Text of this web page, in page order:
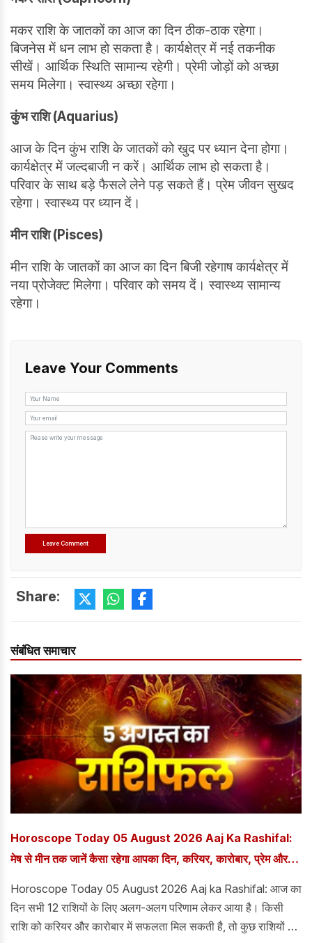
मकर राशि के जातकों का आज का दिन ठीक-ठाक रहेगा।
बिजनेस में धन लाभ हो सकता है। कार्यक्षेत्र में नई तकनीक
सीखें। आर्थिक स्थिति सामान्य रहेगी। प्रेमी जोड़ों को अच्छा
समय मिलेगा। स्वास्थ्य अच्छा रहेगा।
कुंभ राशि (Aquarius)
आज के दिन कुंभ राशि के जातकों को खुद पर ध्यान देना होगा।
कार्यक्षेत्र में जल्दबाजी न करें। आर्थिक लाभ हो सकता है।
परिवार के साथ बड़े फैसले लेने पड़ सकते हैं। प्रेम जीवन सुखद
रहेगा। स्वास्थ्य पर ध्यान दें।
मीन राशि (Pisces)
मीन राशि के जातकों का आज का दिन बिजी रहेगाष कार्यक्षेत्र में
नया प्रोजेक्ट मिलेगा। परिवार को समय दें। स्वास्थ्य सामान्य
रहेगा।
Leave Your Comments
Share:
संबंधित समाचार
Horoscope Today 05 August 2026 Aaj Ka Rashifal:
मेष से मीन तक जानें कैसा रहेगा आपका दिन, करियर, कारोबार, प्रेम और
Horoscope Today 05 August 2026 Aaj ka Rashifal: आज का
दिन सभी 12 राशियों के लिए अलग-अलग परिणाम लेकर आया है। किसी
राशि को करियर और कारोबार में सफलता मिल सकती है, तो कुछ राशियों को